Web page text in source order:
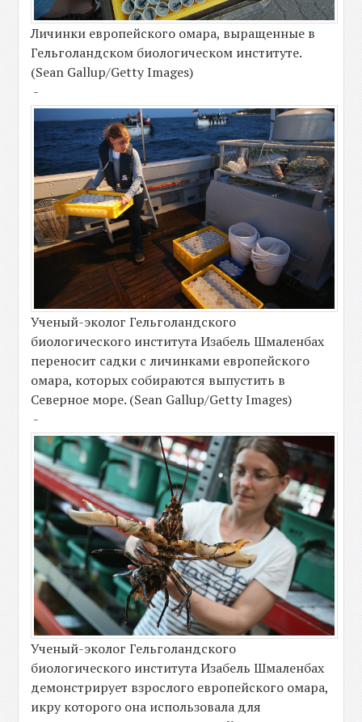
Личинки европейского омара, выращенные в
Гельголандском биологическом институте.
(Sean Gallup/Getty Images)
-
Ученый-эколог Гельголандского
биологического института Изабель Шмаленбах
переносит садки с личинками европейского
омара, которых собираются выпустить в
Северное море. (Sean Gallup/Getty Images)
-
Ученый-эколог Гельголандского
биологического института Изабель Шмаленбах
демонстрирует взрослого европейского омара,
икру которого она использовала для